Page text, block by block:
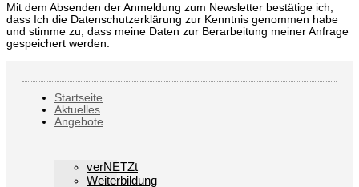
Mit dem Absenden der Anmeldung zum Newsletter bestätige ich,
dass Ich die Datenschutzerklärung zur Kenntnis genommen habe
und stimme zu, dass meine Daten zur Berarbeitung meiner Anfrage
gespeichert werden.
Startseite
Aktuelles
Angebote
verNETZt
Weiterbildung